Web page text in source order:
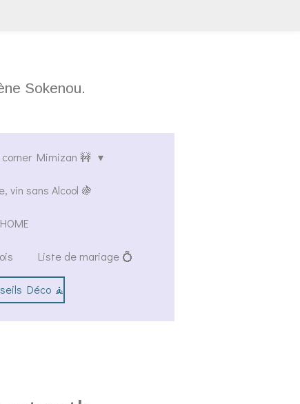
Sokenou.
corner Mimizan 🚧
vin sans Alcool 🍇
Liste de mariage 💍
Déco 🧘